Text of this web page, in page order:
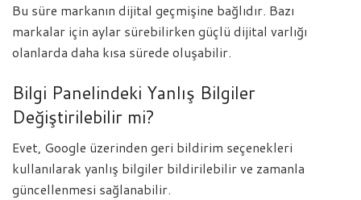
Bu süre markanın dijital geçmişine bağlıdır. Bazı
markalar için aylar sürebilirken güçlü dijital varlığı
olanlarda daha kısa sürede oluşabilir.
Bilgi Panelindeki Yanlış Bilgiler
Değiştirilebilir mi?
Evet, Google üzerinden geri bildirim seçenekleri
kullanılarak yanlış bilgiler bildirilebilir ve zamanla
güncellenmesi sağlanabilir.